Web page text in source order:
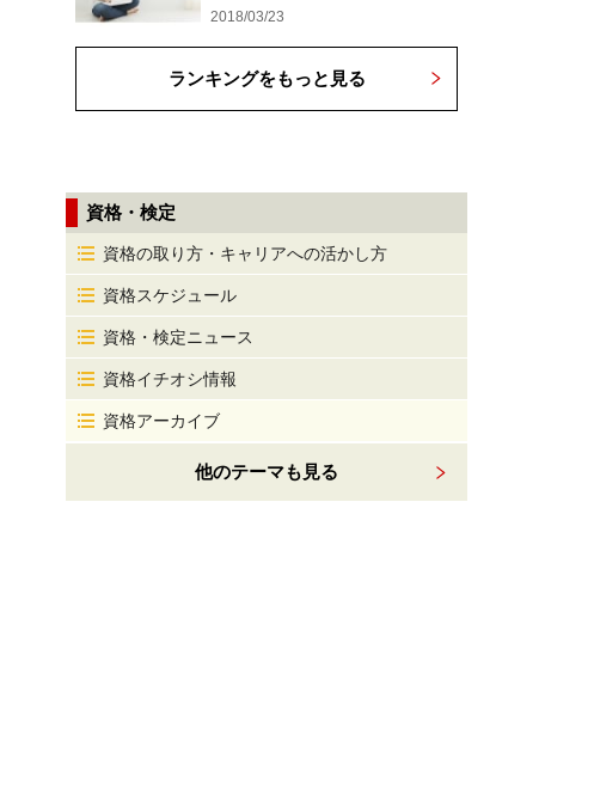
2018/03/23
ランキングをもっと見る
資格・検定
資格の取り方・キャリアへの活かし方
資格スケジュール
資格・検定ニュース
資格イチオシ情報
資格アーカイブ
他のテーマも見る